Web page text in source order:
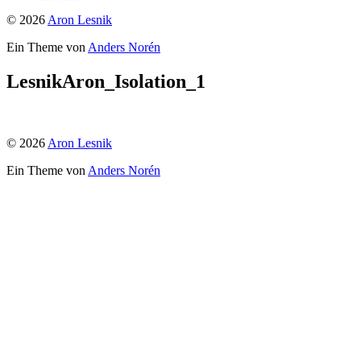
© 2026 Aron Lesnik
Ein Theme von Anders Norén
LesnikAron_Isolation_1
© 2026 Aron Lesnik
Ein Theme von Anders Norén